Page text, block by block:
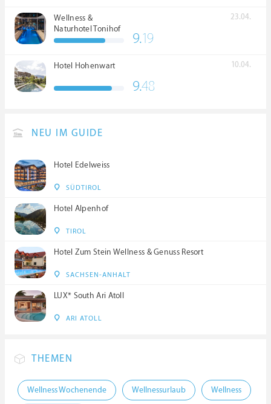
Wellness &
Naturhotel Tonihof
****S
23.04.
9.19
Hotel Hohenwart 10.04.
9.48
NEU IM GUIDE
Hotel Edelweiss
SÜDTIROL
Hotel Alpenhof
TIROL
Hotel Zum Stein Wellness & Genuss Resort
SACHSEN-ANHALT
LUX* South Ari Atoll
ARI ATOLL
THEMEN
Wellness Wochenende Wellnessurlaub Wellness